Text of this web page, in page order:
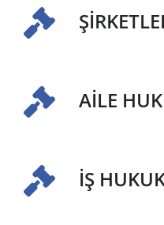
AİLE
İŞ